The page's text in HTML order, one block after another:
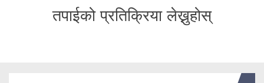
तपाईको प्रतिक्रिया लेख्नुहोस्